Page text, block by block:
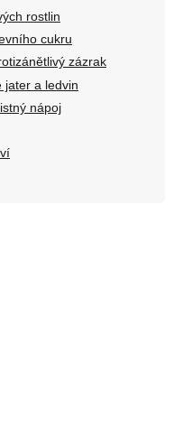
rostlin
cukru
zázrak
jater a ledvin
nápoj